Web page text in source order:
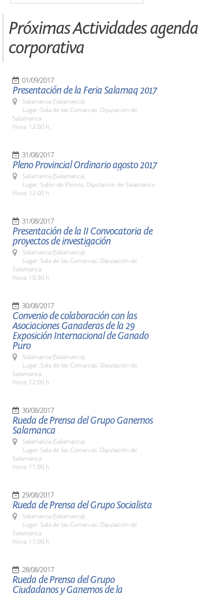
Próximas Actividades agenda
corporativa
01/09/2017
Presentación de la Feria Salamaq 2017
Salamanca (Salamanca)
Lugar: Sala de las Comarcas. Diputación de
Salamanca
Hora: 12:00 h.
31/08/2017
Pleno Provincial Ordinario agosto 2017
Salamanca (Salamanca)
Lugar: Salón de Plenos. Diputación de Salamanca
Hora: 12:00 h.
31/08/2017
Presentación de la II Convocatoria de
proyectos de investigación
Salamanca (Salamanca)
Lugar: Sala de las Comarcas. Diputación de
Salamanca
Hora: 10:30 h.
30/08/2017
Convenio de colaboración con las
Asociaciones Ganaderas de la 29
Exposición Internacional de Ganado
Puro
Salamanca (Salamanca)
Lugar: Sala de las Comarcas. Diputación de
Salamanca
Hora: 12:00 h.
30/08/2017
Rueda de Prensa del Grupo Ganemos
Salamanca
Salamanca (Salamanca)
Lugar: Sala de las Comarcas. Diputación de
Salamanca
Hora: 11:00 h.
29/08/2017
Rueda de Prensa del Grupo Socialista
Salamanca (Salamanca)
Lugar: Sala de las Comarcas. Diputación de
Salamanca
Hora: 11:00 h.
28/08/2017
Rueda de Prensa del Grupo
Ciudadanos y Ganemos de la